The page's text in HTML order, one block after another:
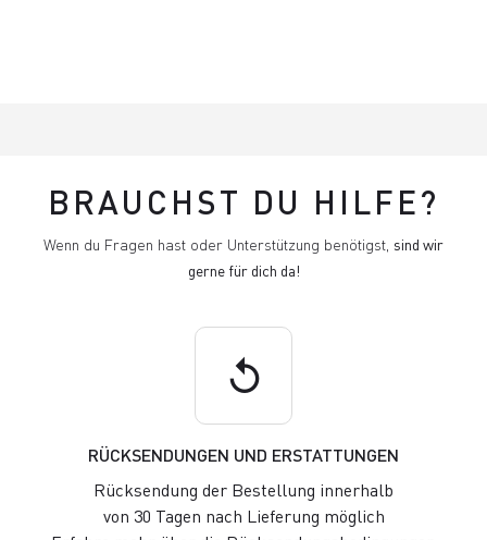
BRAUCHST DU HILFE?
Wenn du Fragen hast oder Unterstützung benötigst, sind wir
gerne für dich da!
replay
RÜCKSENDUNGEN UND ERSTATTUNGEN
Rücksendung der Bestellung innerhalb
von 30 Tagen nach Lieferung möglich